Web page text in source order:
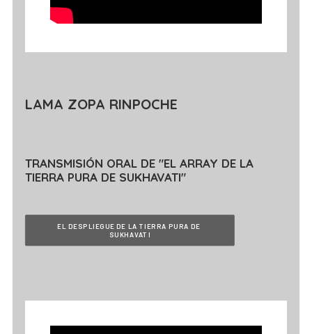
LAMA ZOPA RINPOCHE
TRANSMISIÓN ORAL DE "EL ARRAY DE LA
TIERRA PURA DE SUKHAVATI"
EL DESPLIEGUE DE LA TIERRA PURA DE
SUKHAVATI